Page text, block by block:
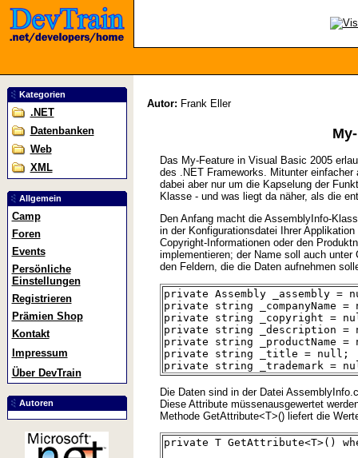
Kategorien
.NET
Datenbanken
Web
XML
Allgemein
Camp
Foren
Events
Persönliche
Einstellungen
Registrieren
Prämien Shop
Kontakt
Impressum
Über DevTrain
Autoren
Autor: Frank Eller
Das My-Feature in Visual Basic 2005
des .NET Frameworks. Mitunter
dabei aber nur um die Kapselung der
Klasse - und was liegt da näher, als die
Den Anfang macht die AssemblyInfo-
in der Konfigurationsdatei Ihrer
Copyright-Informationen oder den
implementieren; der Name soll auch
den Feldern, die die Daten aufnehmen
private Assembly _assembly =
private string _companyName
private string _copyright =
private string _description =
private string _productName
private string _title = null;
private string _trademark =
Die Daten sind in der Datei
Diese Attribute müssenausgewertet
Methode GetAttribute<T>() liefert die
private T GetAttribute<T>()